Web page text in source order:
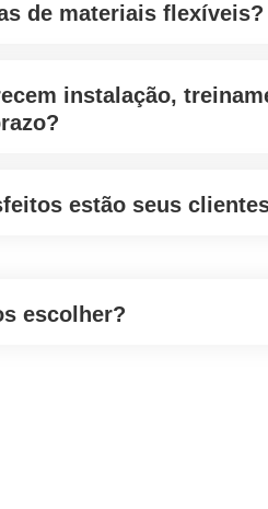
de materiais flexíveis?
instalação,
estão seus
escolher?